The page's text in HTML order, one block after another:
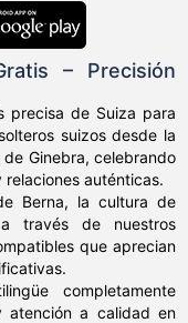
– Precisión
precisa de Suiza para
suizos desde la
Ginebra, celebrando
auténticas.
Berna, la cultura de
a través de nuestros
que aprecian
completamente
atención a calidad en